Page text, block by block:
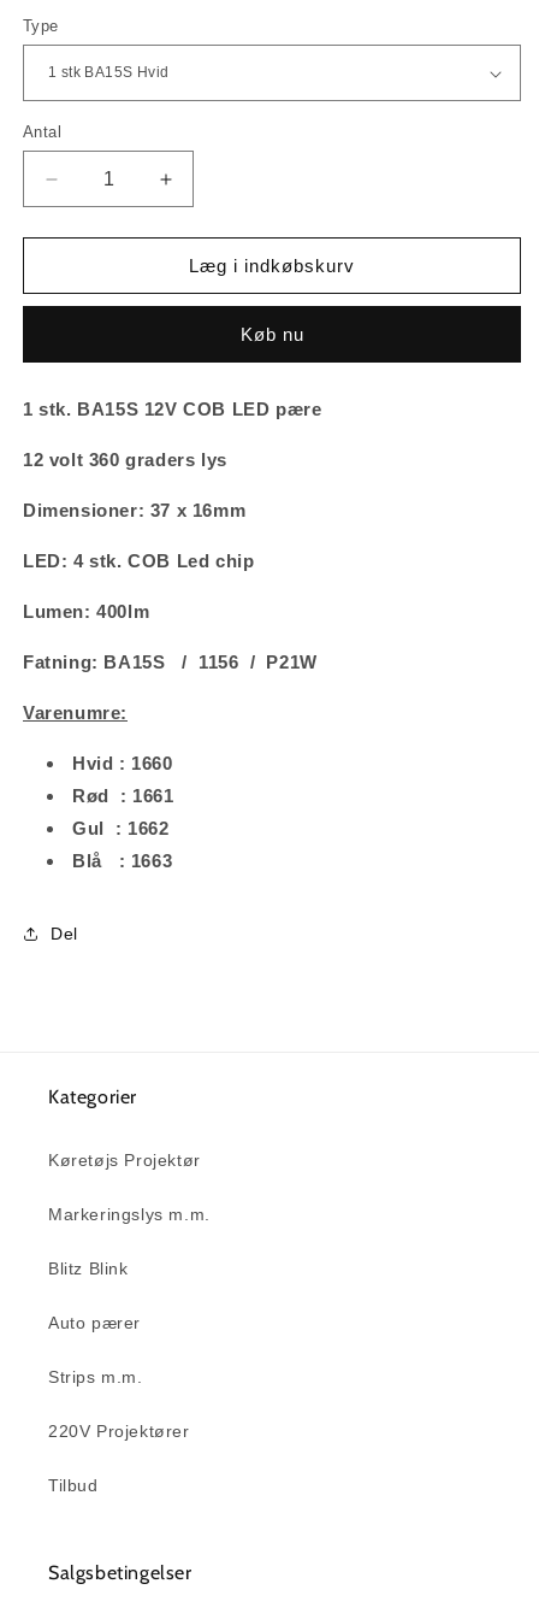
Type
Antal
Reducer
antallet
for
COB
12v
Øg
antallet
for
BA15S
COB
12v
Læg i indkøbskurv
Køb nu
1 stk. BA15S 12V COB LED pære
12 volt 360 graders lys
Dimensioner: 37 x 16mm
LED: 4 stk. COB Led chip
Lumen: 400lm
Fatning: BA15S / 1156 / P21W
Varenumre:
Hvid : 1660
Rød : 1661
Gul : 1662
Blå : 1663
Del
Kategorier
Køretøjs Projektør
Markeringslys m.m.
Blitz Blink
Auto pærer
Strips m.m.
220V Projektører
Tilbud
Salgsbetingelser